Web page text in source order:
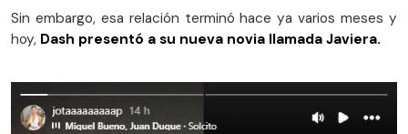
Sin embargo, esa relación terminó hace ya varios meses y
hoy, Dash presentó a su nueva novia llamada Javiera.